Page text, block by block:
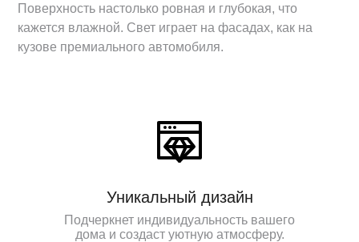
Поверхность настолько ровная и глубокая, что
кажется влажной. Свет играет на фасадах, как на
кузове премиального автомобиля.
Уникальный дизайн
Подчеркнет индивидуальность вашего
дома и создаст уютную атмосферу.